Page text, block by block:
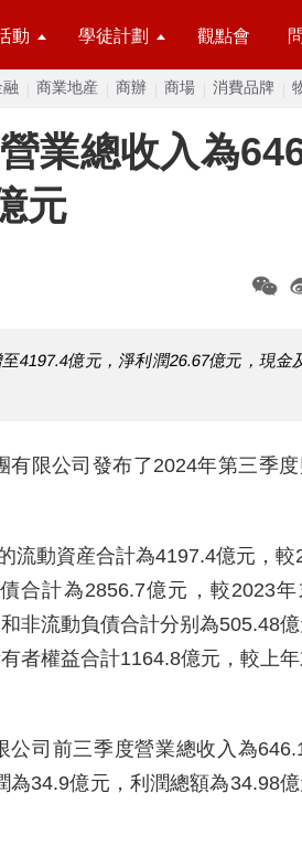
動 學徒計劃 觀點會
商業地産 商辦 商場 消費品牌
業總收入為
元
4197.4億元，淨利潤26.67億元，現金
有限公司發布了2024年第三季
流動資産合計為4197.4億元，較
合計為2856.7億元，較2023年
非流動負債合計分别為505.48
者權益合計1164.8億元，較上
司前三季度營業總收入為
34.9億元，利潤總額為34.98億